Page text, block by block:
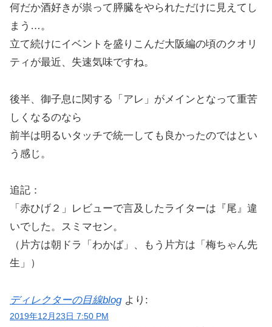
何だか酒好きが祟って膵臓をやられただけに見えてし
まう…。
立て続けにイベントを盛りこんだ大阪編の頃のクオリ
ティが最近、失速気味ですね。
後半、御子息に関する「アレ」がメインとなって重苦
しくなるのなら
前半は明るいタッチで統一しても良かったのではとい
う感じ。
追記：
「赤ひげ２」レビューで言及したライターは『尾』違
いでした。スミマセン。
（片方は朝ドラ「わかば」、もう片方は「梅ちゃん先
生」）
ディレクターの目線blog より:
2019年12月23日 7:50 PM